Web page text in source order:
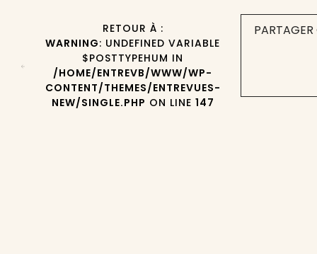
RETOUR À :
WARNING: UNDEFINED VARIABLE
$POSTTYPEHUM IN
/HOME/ENTREVB/WWW/WP-
CONTENT/THEMES/ENTREVUES-
NEW/SINGLE.PHP ON LINE 147